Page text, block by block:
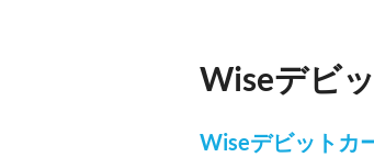
Wiseデビ
Wiseデビットカ